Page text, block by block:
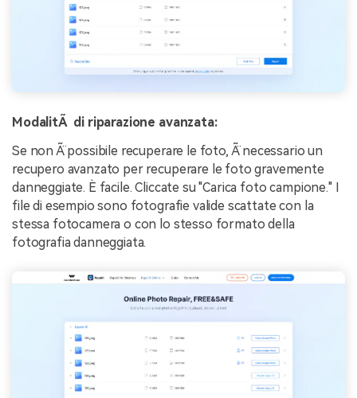
ModalitÃ di riparazione avanzata:
Se non Ã¨ possibile recuperare le foto, Ã¨ necessario un
recupero avanzato per recuperare le foto gravemente
danneggiate. È facile. Cliccate su "Carica foto campione." I
file di esempio sono fotografie valide scattate con la
stessa fotocamera o con lo stesso formato della
fotografia danneggiata.